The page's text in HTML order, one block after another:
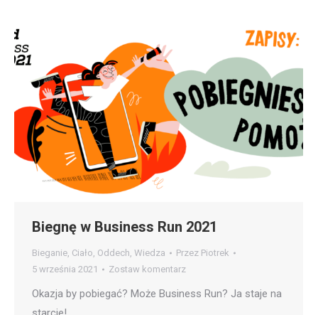
Biegnę w Business Run 2021
Bieganie, Ciało, Oddech, Wiedza Przez Piotrek
5 września 2021
Zostaw komentarz
Okazja by pobiegać? Może Business Run? Ja staje na